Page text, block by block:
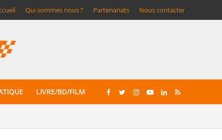
Qui sommes nous ? Partenariats Nous contacter
LIVRE/BD/FILM